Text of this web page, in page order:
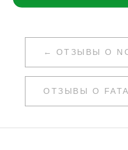
НАВИГАЦИЯ
ПО
ЗАПИСЯМ
ОТЗЫВЫ О